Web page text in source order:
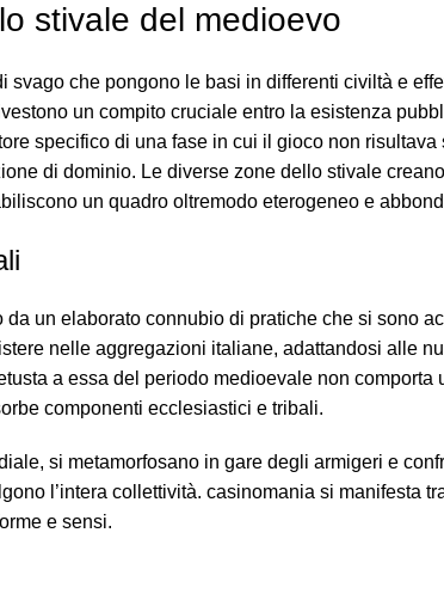
stivale del medioevo
svago che pongono le basi in differenti civiltà e
un compito cruciale entro la esistenza
specifico di una fase in cui il gioco non risultava
di dominio. Le diverse zone dello stivale
un quadro oltremodo eterogeneo e
un elaborato connubio di pratiche che si sono
nelle aggregazioni italiane, adattandosi alle
a essa del periodo medioevale non comporta
componenti ecclesiastici e tribali.
si metamorfosano in gare degli armigeri e
l’intera collettività. casinomania si manifesta
e sensi.